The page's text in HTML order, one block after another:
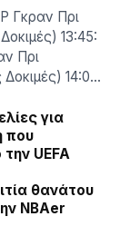
Γκραν Πρι
13:45:
Πρι
14:0…
για
που
UEFA
θανάτου
NBAer